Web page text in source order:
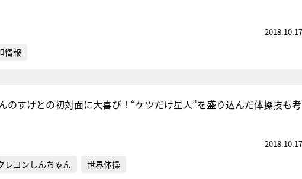
2018.10.17
情報
のすけとの初対面に大喜び！“ケツだけ星人”を盛り込んだ体操技も考
2018.10.17
レヨンしんちゃん 世界体操